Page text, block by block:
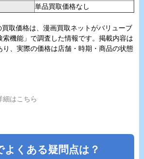
単品買取価格なし
取価格は、漫画買取ネットがバリューブ
索機能」で調査した情報です。掲載内容は
り、実際の価格は店舗・時期・商品の状態
細はこちら
よくある疑問点は？